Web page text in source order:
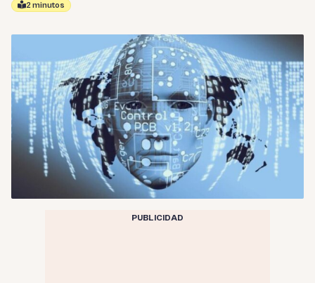
2 minutos
PUBLICIDAD